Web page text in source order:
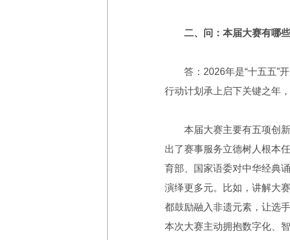
二、问：本届大赛有哪
答：2026年是“十五五”开
行动计划承上启下关键之年
本届大赛主要有五项创新
出了赛事服务立德树人根本
育部、国家语委对中华经典
演绎更多元。比如，讲解大
都鼓励融入非遗元素，让选
本次大赛主动拥抱数字化、